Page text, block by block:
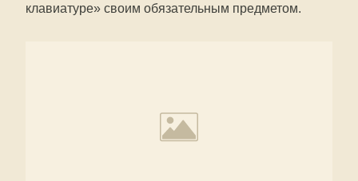
клавиатуре» своим обязательным предметом.